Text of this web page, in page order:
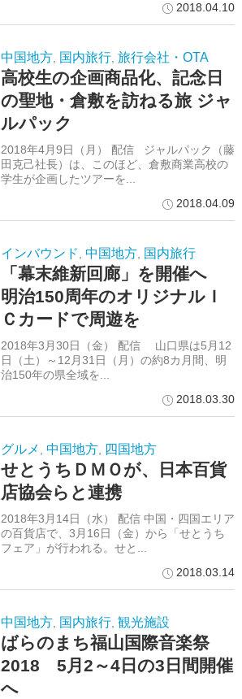
2018.04.10
中国地方, 国内旅行, 旅行会社・OTA
高校生の企画商品化、記念日
の聖地・倉敷を訪ねる旅 ジャ
ルパック
2018年4月9日（月） 配信 ジャルパック（藤
田克己社長）は、このほど、倉敷商業高校の
学生が企画したツアーを...
2018.04.09
インバウンド, 中国地方, 国内旅行
「幕末維新回廊」を開催へ
明治150周年のオリジナルＩ
Ｃカードで周遊を
2018年3月30日（金） 配信 山口県は5月12
日（土）～12月31日（月）の約8カ月間、明
治150年の県全域を...
2018.03.30
グルメ , 中国地方, 四国地方
せとうちＤＭＯが、日本百貨
店協会らと連携
2018年3月14日（水） 配信 中国・四国エリア
の百貨店で、3月16日（金）から「せとうち
フェア」が行われる。せと...
2018.03.14
中国地方, 国内旅行, 観光施設
ばらのまち福山国際音楽祭
2018 5月2～4日の3日間開催
へ